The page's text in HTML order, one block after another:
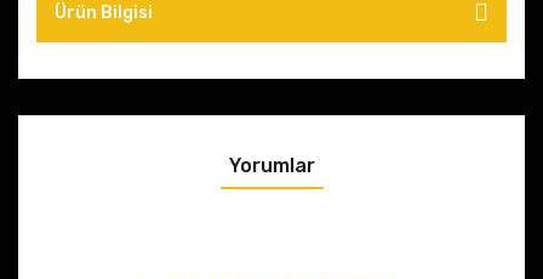
Ürün Bilgisi
Yorumlar